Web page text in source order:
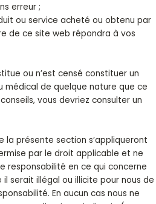
erreur ;
ou service acheté ou obtenu par
de ce site web répondra à vos
ou n’est censé constituer un
médical de quelque nature que ce
vous devriez consulter un
la présente section s’appliqueront
par le droit applicable et ne
responsabilité en ce qui concerne
serait illégal ou illicite pour nous de
En aucun cas nous ne